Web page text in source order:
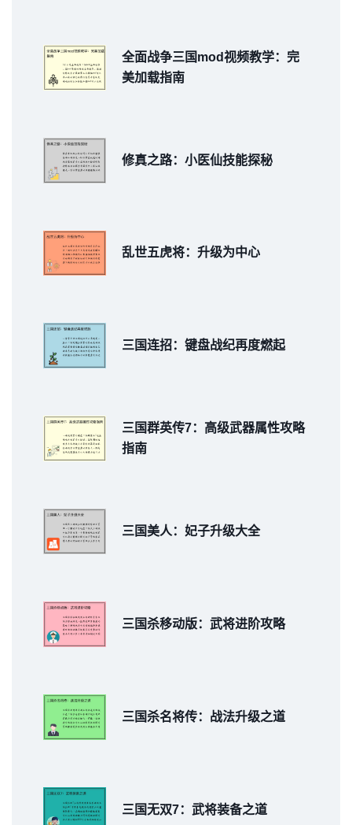
全面战争三国mod视频教学：完
美加载指南
修真之路：小医仙技能探秘
乱世五虎将：升级为中心
三国连招：键盘战纪再度燃起
三国群英传7：高级武器属性攻略
指南
三国美人：妃子升级大全
三国杀移动版：武将进阶攻略
三国杀名将传：战法升级之道
三国无双7：武将装备之道